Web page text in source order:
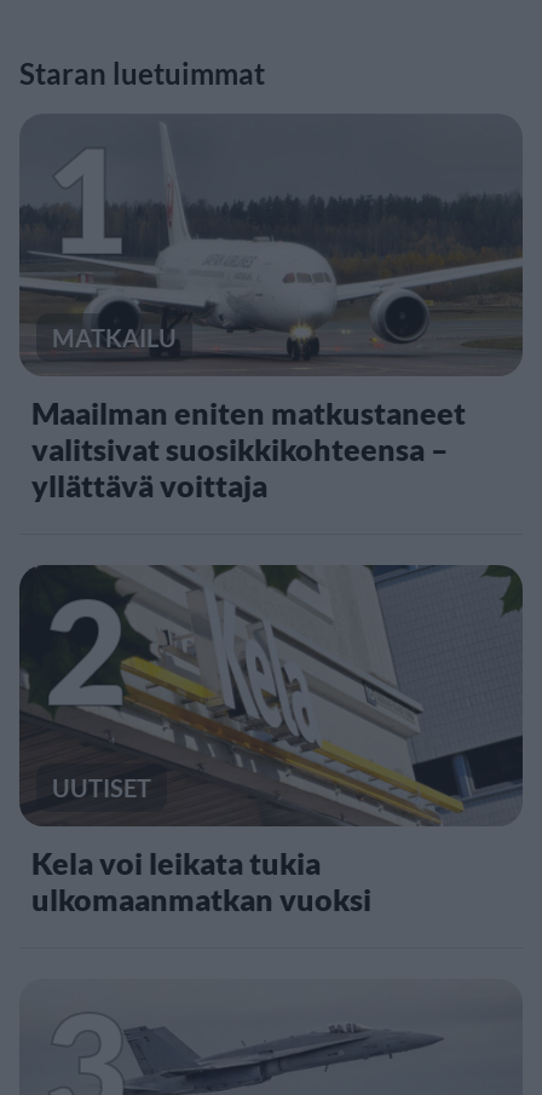
Staran luetuimmat
1
MATKAILU
Maailman eniten matkustaneet
valitsivat suosikkikohteensa –
yllättävä voittaja
2
UUTISET
Kela voi leikata tukia
ulkomaanmatkan vuoksi